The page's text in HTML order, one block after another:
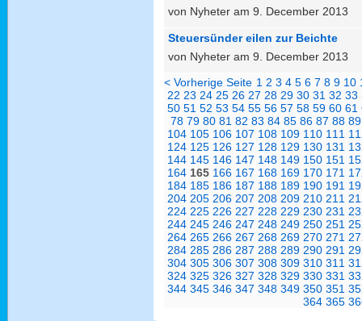
von Nyheter am 9. December 2013
Steuersünder eilen zur Beichte
von Nyheter am 9. December 2013
< Vorherige Seite 1 2 3 4 5 6 7 8 9 10
22 23 24 25 26 27 28 29 30 31 32 33
50 51 52 53 54 55 56 57 58 59 60 61
78 79 80 81 82 83 84 85 86 87 88 89
104 105 106 107 108 109 110 111
124 125 126 127 128 129 130 131
144 145 146 147 148 149 150 151
164 165 166 167 168 169 170 171
184 185 186 187 188 189 190 191
204 205 206 207 208 209 210 211
224 225 226 227 228 229 230 231
244 245 246 247 248 249 250 251
264 265 266 267 268 269 270 271
284 285 286 287 288 289 290 291
304 305 306 307 308 309 310 311
324 325 326 327 328 329 330 331
344 345 346 347 348 349 350 351
364 365